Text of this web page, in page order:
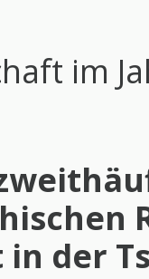
im
der